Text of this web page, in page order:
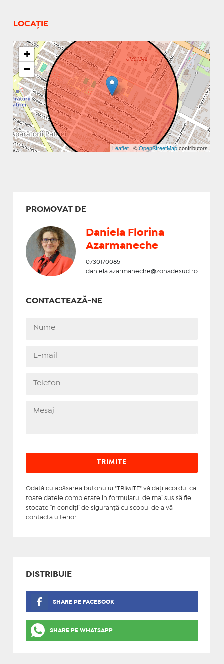
LOCAȚIE
+
−
Leaflet | ©OpenStreetMapcontributors
PROMOVAT DE
Daniela Florina
Azarmaneche
0730170085
daniela.azarmaneche@zonadesud.ro
CONTACTEAZĂ-NE
Odată cu apăsarea butonului "TRIMITE" vă daţi acordul ca
toate datele completate în formularul de mai sus să fie
stocate în condiţii de siguranţă cu scopul de a vă
contacta ulterior.
DISTRIBUIE
SHARE PE FACEBOOK
SHARE PE WHATSAPP